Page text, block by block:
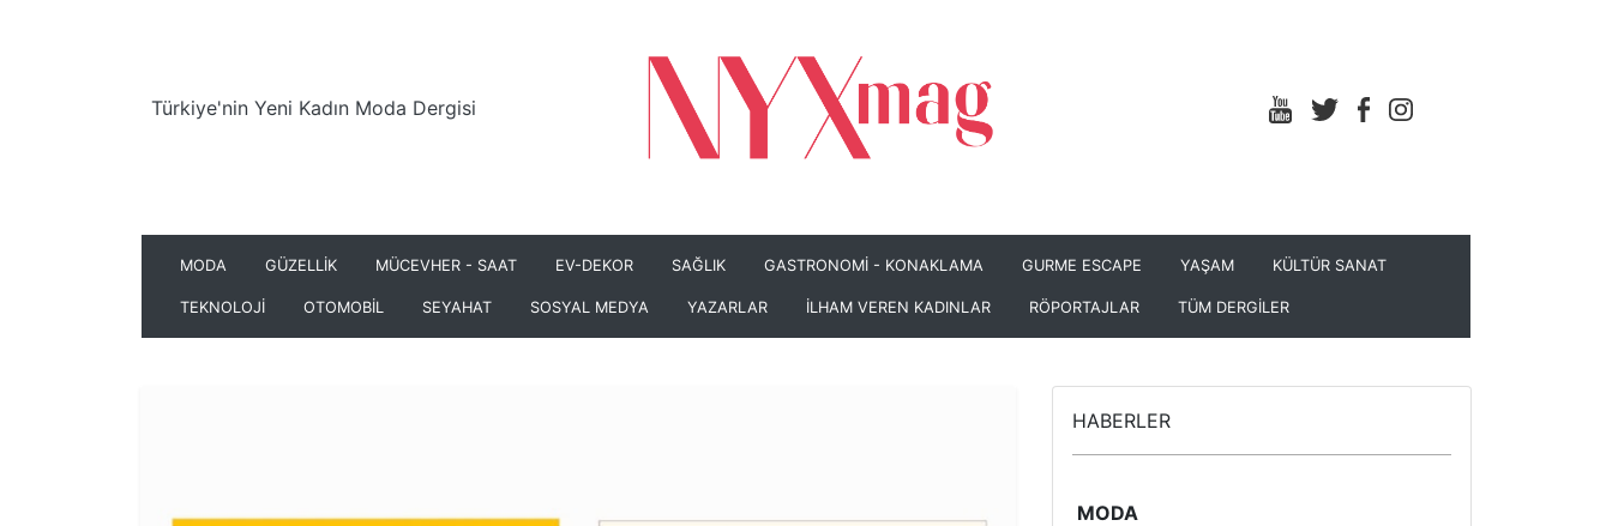
Türkiye'nin Yeni Kadın Moda Dergisi
MODA GÜZELLİK MÜCEVHER - SAAT EV-DEKOR SAĞLIK GASTRONOMİ - KONAKLAMA GURME ESCAPE YAŞAM KÜLTÜR SANAT
TEKNOLOJİ OTOMOBİL SEYAHAT SOSYAL MEDYA YAZARLAR İLHAM VEREN KADINLAR RÖPORTAJLAR TÜM DERGİLER
HABERLER
MODA